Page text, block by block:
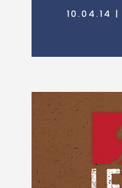
10.04.14 |